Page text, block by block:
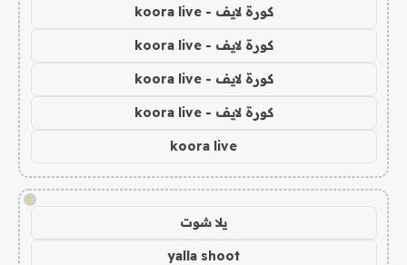
كورة لايف - koora live
كورة لايف - koora live
كورة لايف - koora live
كورة لايف - koora live
koora live
!
يلا شوت
yalla shoot